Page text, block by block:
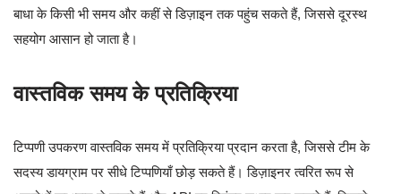
बाधा के किसी भी समय और कहीं से डिज़ाइन तक पहुंच सकते हैं, जिससे दूरस्थ
सहयोग आसान हो जाता है।
वास्तविक समय के प्रतिक्रिया
टिप्पणी उपकरण वास्तविक समय में प्रतिक्रिया प्रदान करता है, जिससे टीम के
सदस्य डायग्राम पर सीधे टिप्पणियाँ छोड़ सकते हैं। डिज़ाइनर त्वरित रूप से